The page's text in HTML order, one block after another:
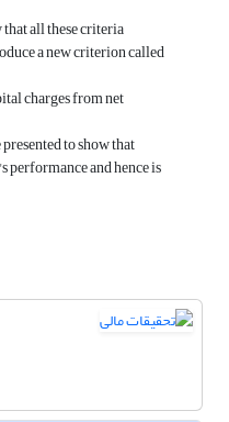
all these criteria
a new criterion called
charges from net
to show that
performance and hence is